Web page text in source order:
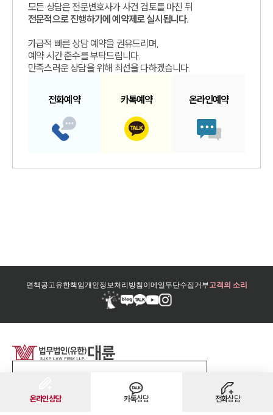
온라인상담 카톡상담 전화상담
모든 상담은 전문변호사가 사건 검토를 마친 뒤
전문적으로 진행하기에 예약제로 실시됩니다.
가급적 빠른 상담 예약을 권유드리며,
예약 시간 준수를 부탁드립니다.
만족스러운 상담을 위해 최선을 다하겠습니다.
전화예약 카톡예약 온라인예약
면책공고유한책임개인정보처리방침이메일무단수집거부고객의 소리